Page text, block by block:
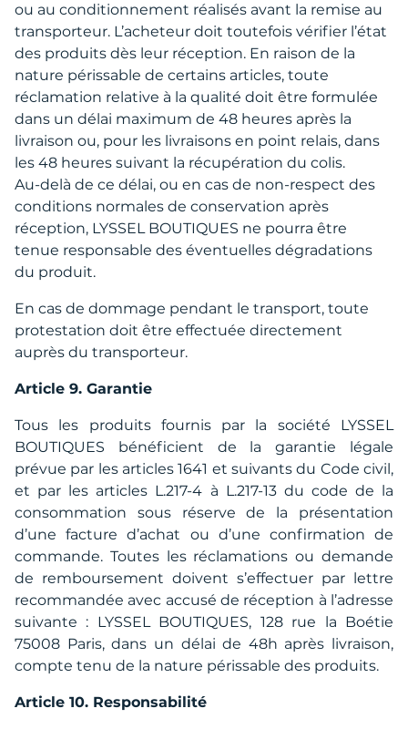
ou au conditionnement réalisés avant la remise au
transporteur. L’acheteur doit toutefois vérifier l’état
des produits dès leur réception. En raison de la
nature périssable de certains articles, toute
réclamation relative à la qualité doit être formulée
dans un délai maximum de 48 heures après la
livraison ou, pour les livraisons en point relais, dans
les 48 heures suivant la récupération du colis.
Au-delà de ce délai, ou en cas de non-respect des
conditions normales de conservation après
réception, LYSSEL BOUTIQUES ne pourra être
tenue responsable des éventuelles dégradations
du produit.
En cas de dommage pendant le transport, toute
protestation doit être effectuée directement
auprès du transporteur.
Article 9. Garantie
Tous les produits fournis par la société LYSSEL
BOUTIQUES bénéficient de la garantie légale
prévue par les articles 1641 et suivants du Code civil,
et par les articles L.217-4 à L.217-13 du code de la
consommation sous réserve de la présentation
d’une facture d’achat ou d’une confirmation de
commande. Toutes les réclamations ou demande
de remboursement doivent s’effectuer par lettre
recommandée avec accusé de réception à l’adresse
suivante : LYSSEL BOUTIQUES, 128 rue la Boétie
75008 Paris, dans un délai de 48h après livraison,
compte tenu de la nature périssable des produits.
Article 10. Responsabilité